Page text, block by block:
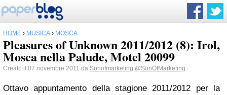
HOME › MUSICA › MOSCA
Pleasures of Unknown 2011/2012 (8): Irol,
Mosca nella Palude, Motel 20099
Creato il 07 novembre 2011 da Sonofmarketing @SonOfMarketing
Ottavo appuntamento della stagione 2011/2012 per la